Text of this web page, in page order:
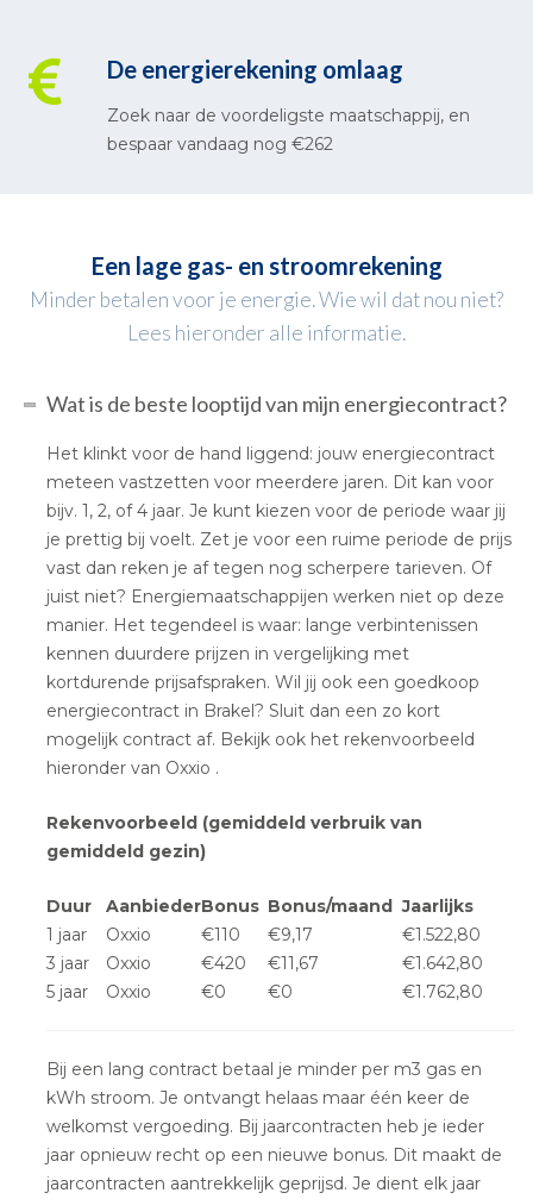
De energierekening omlaag
Zoek naar de voordeligste maatschappij, en
bespaar vandaag nog €262
Een lage gas- en stroomrekening
Minder betalen voor je energie. Wie wil dat nou niet?
Lees hieronder alle informatie.
Wat is de beste looptijd van mijn energiecontract?
Het klinkt voor de hand liggend: jouw energiecontract
meteen vastzetten voor meerdere jaren. Dit kan voor
bijv. 1, 2, of 4 jaar. Je kunt kiezen voor de periode waar jij
je prettig bij voelt. Zet je voor een ruime periode de prijs
vast dan reken je af tegen nog scherpere tarieven. Of
juist niet? Energiemaatschappijen werken niet op deze
manier. Het tegendeel is waar: lange verbintenissen
kennen duurdere prijzen in vergelijking met
kortdurende prijsafspraken. Wil jij ook een goedkoop
energiecontract in Brakel? Sluit dan een zo kort
mogelijk contract af. Bekijk ook het rekenvoorbeeld
hieronder van Oxxio .
Rekenvoorbeeld (gemiddeld verbruik van
gemiddeld gezin)
Duur AanbiederBonus Bonus/maand Jaarlijks
1 jaar
Oxxio €110 €9,17
€1.522,80
3 jaar
Oxxio €420 €11,67
€1.642,80
5 jaar
Oxxio €0 €0 €1.762,80
Bij een lang contract betaal je minder per m3 gas en
kWh stroom. Je ontvangt helaas maar één keer de
welkomst vergoeding. Bij jaarcontracten heb je ieder
jaar opnieuw recht op een nieuwe bonus. Dit maakt de
jaarcontracten aantrekkelijk geprijsd. Je dient elk jaar